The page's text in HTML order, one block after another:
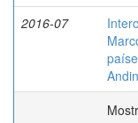
2016-07